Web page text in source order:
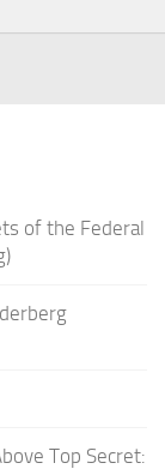
of the Federal
Top Secret: